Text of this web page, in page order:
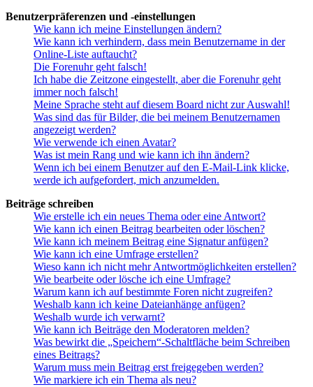
Benutzerpräferenzen und -einstellungen
Wie kann ich meine Einstellungen ändern?
Wie kann ich verhindern, dass mein Benutzername in der
Online-Liste auftaucht?
Die Forenuhr geht falsch!
Ich habe die Zeitzone eingestellt, aber die Forenuhr geht
immer noch falsch!
Meine Sprache steht auf diesem Board nicht zur Auswahl!
Was sind das für Bilder, die bei meinem Benutzernamen
angezeigt werden?
Wie verwende ich einen Avatar?
Was ist mein Rang und wie kann ich ihn ändern?
Wenn ich bei einem Benutzer auf den E-Mail-Link klicke,
werde ich aufgefordert, mich anzumelden.
Beiträge schreiben
Wie erstelle ich ein neues Thema oder eine Antwort?
Wie kann ich einen Beitrag bearbeiten oder löschen?
Wie kann ich meinem Beitrag eine Signatur anfügen?
Wie kann ich eine Umfrage erstellen?
Wieso kann ich nicht mehr Antwortmöglichkeiten erstellen?
Wie bearbeite oder lösche ich eine Umfrage?
Warum kann ich auf bestimmte Foren nicht zugreifen?
Weshalb kann ich keine Dateianhänge anfügen?
Weshalb wurde ich verwarnt?
Wie kann ich Beiträge den Moderatoren melden?
Was bewirkt die „Speichern“-Schaltfläche beim Schreiben
eines Beitrags?
Warum muss mein Beitrag erst freigegeben werden?
Wie markiere ich ein Thema als neu?